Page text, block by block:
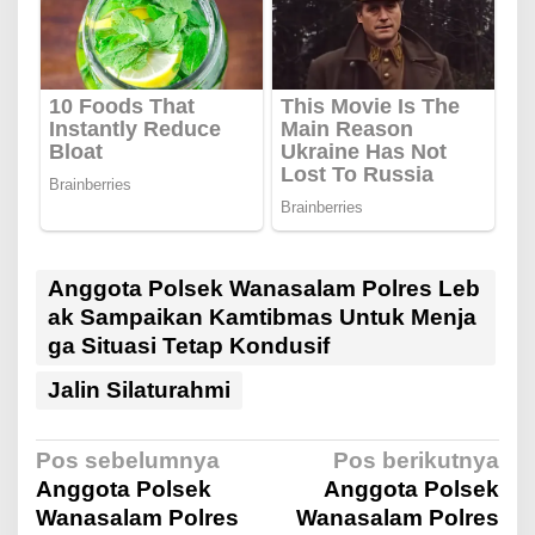
Anggota Polsek Wanasalam Polres Leb
ak Sampaikan Kamtibmas Untuk Menja
ga Situasi Tetap Kondusif
Jalin Silaturahmi
N
Pos sebelumnya
Anggota Polsek
Wanasalam Polres
Pos berikutnya
Anggota Polsek
Wanasalam Polres